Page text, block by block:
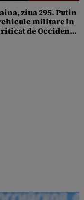
ziua 295. Putin
militare în
de Occident /